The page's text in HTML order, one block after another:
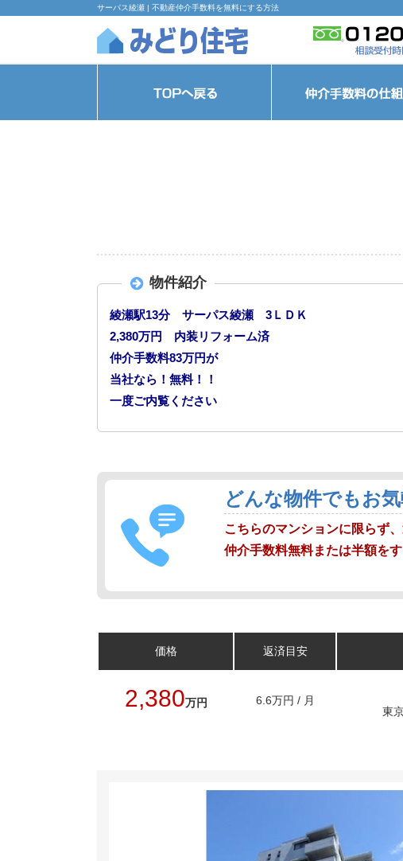
サーパス綾瀬 | 不動産仲介手数料を無料にする方法
物件紹介
綾瀬駅13分 サーパス綾瀬 3ＬＤＫ
2,380万円 内装リフォーム済
仲介手数料83万円が
当社なら！無料！！
一度ご内覧ください
どんな物件でもお
こちらのマンションに限らず
仲介手数料無料または半額を
価格 返済目安
2,380万円 6.6万円 / 月
東